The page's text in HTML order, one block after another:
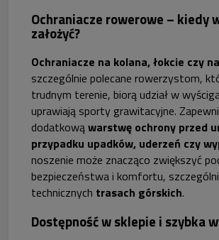
Ochraniacze rowerowe – kiedy
założyć?
Ochraniacze na kolana, łokcie czy
szczególnie polecane rowerzystom,
trudnym terenie, biorą udział w
uprawiają sporty grawitacyjne.
dodatkowąwarstwę ochrony przed
przypadku upadków, uderzeń czy
noszenie może znacząco zwiększyć
bezpieczeństwa i komfortu,
technicznych trasach górskich.
Dostępność w sklepie i szybka